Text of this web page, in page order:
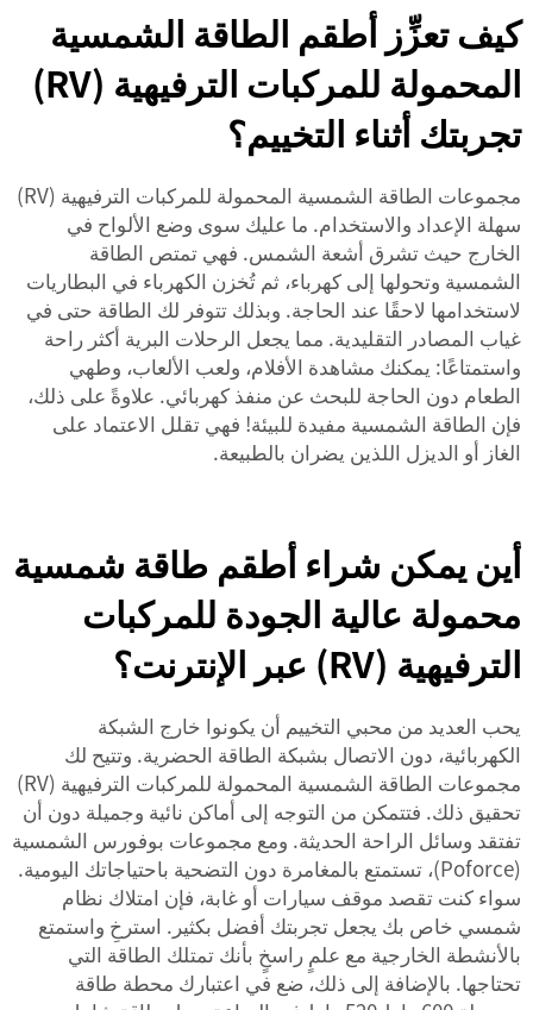
كيف تعزِّز أطقم الطاقة الشمسية
المحمولة للمركبات الترفيهية (RV)
تجربتك أثناء التخييم؟
مجموعات الطاقة الشمسية المحمولة للمركبات الترفيهية (RV)
سهلة الإعداد والاستخدام. ما عليك سوى وضع الألواح في
الخارج حيث تشرق أشعة الشمس. فهي تمتص الطاقة
الشمسية وتحولها إلى كهرباء، ثم تُخزن الكهرباء في البطاريات
لاستخدامها لاحقًا عند الحاجة. وبذلك تتوفر لك الطاقة حتى في
غياب المصادر التقليدية. مما يجعل الرحلات البرية أكثر راحة
واستمتاعًا: يمكنك مشاهدة الأفلام، ولعب الألعاب، وطهي
الطعام دون الحاجة للبحث عن منفذ كهربائي. علاوةً على ذلك،
فإن الطاقة الشمسية مفيدة للبيئة! فهي تقلل الاعتماد على
الغاز أو الديزل اللذين يضران بالطبيعة.
أين يمكن شراء أطقم طاقة شمسية
محمولة عالية الجودة للمركبات
الترفيهية (RV) عبر الإنترنت؟
يحب العديد من محبي التخييم أن يكونوا خارج الشبكة
الكهربائية، دون الاتصال بشبكة الطاقة الحضرية. وتتيح لك
مجموعات الطاقة الشمسية المحمولة للمركبات الترفيهية (RV)
تحقيق ذلك. فتتمكن من التوجه إلى أماكن نائية وجميلة دون أن
تفتقد وسائل الراحة الحديثة. ومع مجموعات بوفورس الشمسية
(Poforce)، تستمتع بالمغامرة دون التضحية باحتياجاتك اليومية.
سواء كنت تقصد موقف سيارات أو غابة، فإن امتلاك نظام
شمسي خاص بك يجعل تجربتك أفضل بكثير. استرخِ واستمتع
بالأنشطة الخارجية مع علمٍ راسخٍ بأنك تمتلك الطاقة التي
تحتاجها. بالإضافة إلى ذلك، ضع في اعتبارك محطة طاقة